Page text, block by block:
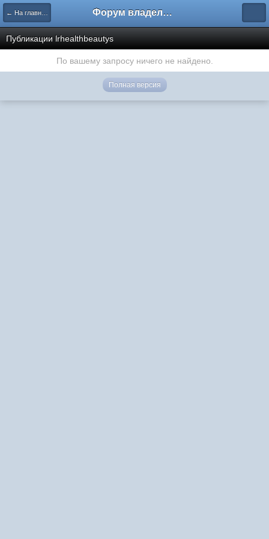
← На главную Форум владельцев интернет-магазинов
Публикации lrhealthbeautys
По вашему запросу ничего не найдено.
Полная версия